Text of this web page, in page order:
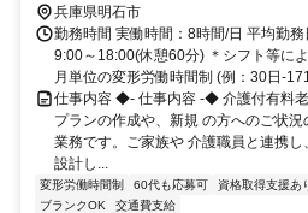
「山陽魚住」駅から徒歩約5分
兵庫県明石市
勤務時間 実働時間：8時間/日 平均勤
9:00～18:00(休憩60分) ＊シフト等に
月単位の変形労働時間制 (例：30日-
仕事内容 ◆- 仕事内容 -◆ 介護付有料
プランの作成や、新規 の方へのご状
業務です。ご家族や 介護職員と連携
設計し...
変形労働時間制 60代も応募可 資格取得支援あ
ブランクOK
交通費支給